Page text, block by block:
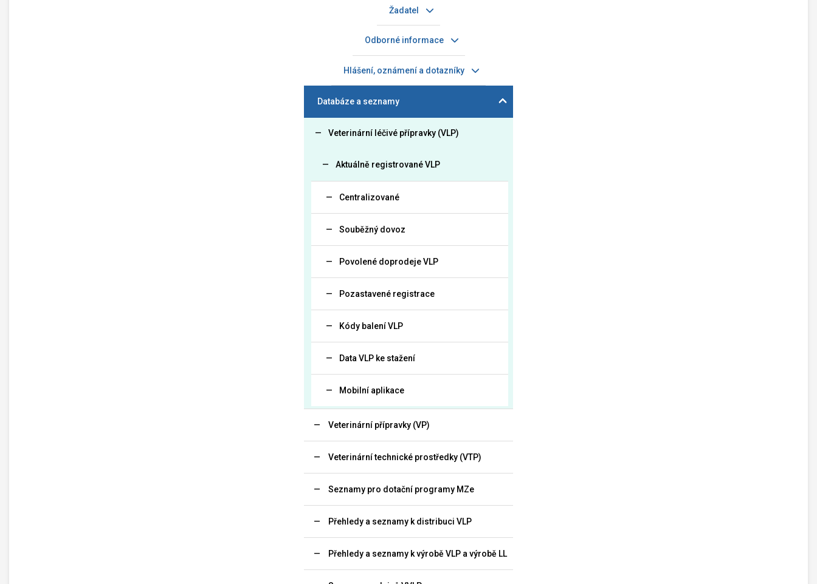
Žadatel
Odborné informace
Hlášení, oznámení a dotazníky
Databáze a seznamy
Veterinární léčivé přípravky (VLP)
Aktuálně registrované VLP
Centralizované
Souběžný dovoz
Povolené doprodeje VLP
Pozastavené registrace
Kódy balení VLP
Data VLP ke stažení
Mobilní aplikace
Veterinární přípravky (VP)
Veterinární technické prostředky (VTP)
Seznamy pro dotační programy MZe
Přehledy a seznamy k distribuci VLP
Přehledy a seznamy k výrobě VLP a výrobě LL